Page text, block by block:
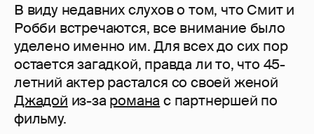
В виду недавних слухов о том, что Смит и
Робби встречаются, все внимание было
уделено именно им. Для всех до сих пор
остается загадкой, правда ли то, что 45-
летний актер растался со своей женой
Джадой из-за романа с партнершей по
фильму.